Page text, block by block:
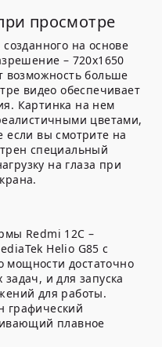
просмотре
на основе
– 720х1650
возможность больше
видео обеспечивает
Картинка на нем
цветами,
если вы смотрите на
специальный
на глаза при
Redmi 12C –
Helio G85 с
мощности достаточно
и для запуска
для работы.
графический
плавное